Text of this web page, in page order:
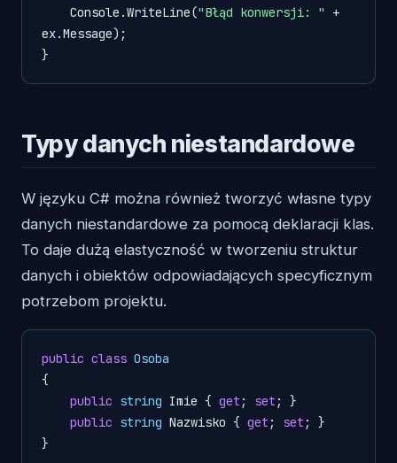
    Console.WriteLine(
"Błąd konwersji: "
+
ex.Message);
Typy danych niestandardowe
W języku C# można również tworzyć własne typy
danych niestandardowe za pomocą deklaracji klas.
To daje dużą elastyczność w tworzeniu struktur
danych i obiektów odpowiadających specyficznym
potrzebom projektu.
public class Osoba
{
public string Imie { get ; set ; }
public string Nazwisko { get ; set ; }
}